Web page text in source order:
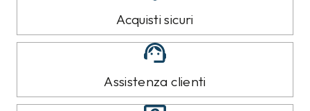
Acquisti sicuri
Assistenza clienti